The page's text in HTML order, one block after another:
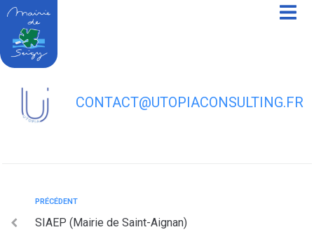
principal
VEOLIA EAU
CONTACT@UTOPIACONSULTING.FR
PRÉCÉDENT
SIAEP (Mairie de Saint-Aignan)